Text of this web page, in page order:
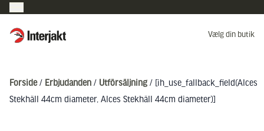
Interjakt DK Vælg din butik
Forside/ Erbjudanden / Utförsäljning / [ih_use_fallback_field(Alces
Stekhäll 44cm diameter, Alces Stekhäll 44cm diameter)]